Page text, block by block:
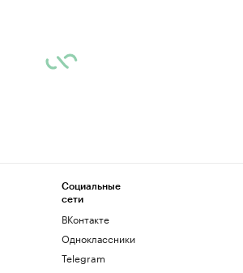
Социальные
сети
ВКонтакте
Одноклассники
Telegram